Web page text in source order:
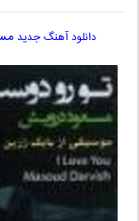
دانلود آهنگ جدید